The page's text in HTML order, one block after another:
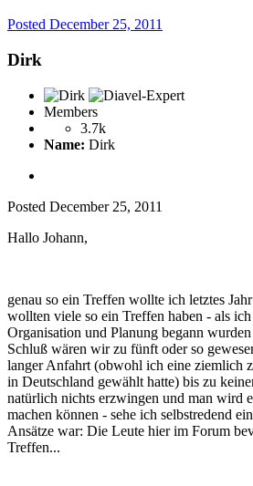
Posted December 25, 2011
Dirk
Members
3.7k
Name: Dirk
Posted December 25, 2011
Hallo Johann,
genau so ein Treffen wollte ich letztes
wollten viele so ein Treffen haben - als
Organisation und Planung begann
Schluß wären wir zu fünft oder so
langer Anfahrt (obwohl ich eine ziemlich
in Deutschland gewählt hatte) bis zu
natürlich nichts erzwingen und man wird
machen können - sehe ich selbstredend
Ansätze war: Die Leute hier im Forum
Treffen...